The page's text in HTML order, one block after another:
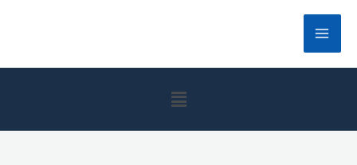
Menu